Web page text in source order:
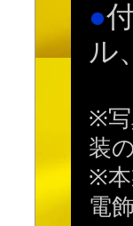
●
ル
※写
装
※本
電